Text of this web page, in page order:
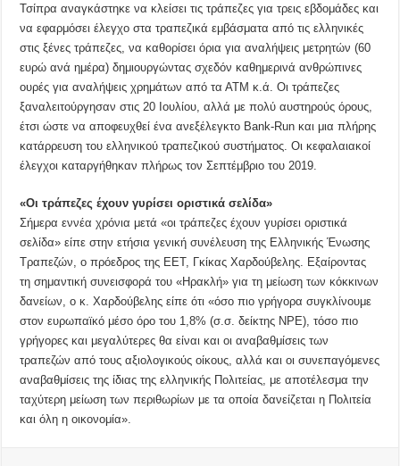
Τσίπρα αναγκάστηκε να κλείσει τις τράπεζες για τρεις εβδομάδες και
να εφαρμόσει έλεγχο στα τραπεζικά εμβάσματα από τις ελληνικές
στις ξένες τράπεζες, να καθορίσει όρια για αναλήψεις μετρητών (60
ευρώ ανά ημέρα) δημιουργώντας σχεδόν καθημερινά ανθρώπινες
ουρές για αναλήψεις χρημάτων από τα ΑΤΜ κ.ά. Οι τράπεζες
ξαναλειτούργησαν στις 20 Ιουλίου, αλλά με πολύ αυστηρούς όρους,
έτσι ώστε να αποφευχθεί ένα ανεξέλεγκτο Bank-Run και μια πλήρης
κατάρρευση του ελληνικού τραπεζικού συστήματος. Οι κεφαλαιακοί
έλεγχοι καταργήθηκαν πλήρως τον Σεπτέμβριο του 2019.
«Οι τράπεζες έχουν γυρίσει οριστικά σελίδα»
Σήμερα εννέα χρόνια μετά «οι τράπεζες έχουν γυρίσει οριστικά
σελίδα» είπε στην ετήσια γενική συνέλευση της Ελληνικής Ένωσης
Τραπεζών, ο πρόεδρος της ΕΕΤ, Γκίκας Χαρδούβελης. Εξαίροντας
τη σημαντική συνεισφορά του «Ηρακλή» για τη μείωση των κόκκινων
δανείων, ο κ. Χαρδούβελης είπε ότι «όσο πιο γρήγορα συγκλίνουμε
στον ευρωπαϊκό μέσο όρο του 1,8% (σ.σ. δείκτης NPE), τόσο πιο
γρήγορες και μεγαλύτερες θα είναι και οι αναβαθμίσεις των
τραπεζών από τους αξιολογικούς οίκους, αλλά και οι συνεπαγόμενες
αναβαθμίσεις της ίδιας της ελληνικής Πολιτείας, με αποτέλεσμα την
ταχύτερη μείωση των περιθωρίων με τα οποία δανείζεται η Πολιτεία
και όλη η οικονομία».